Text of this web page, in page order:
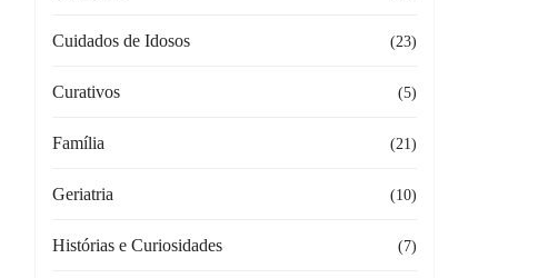
Cuidados de Idosos (23)
Curativos (5)
Família (21)
Geriatria (10)
Histórias e Curiosidades (7)